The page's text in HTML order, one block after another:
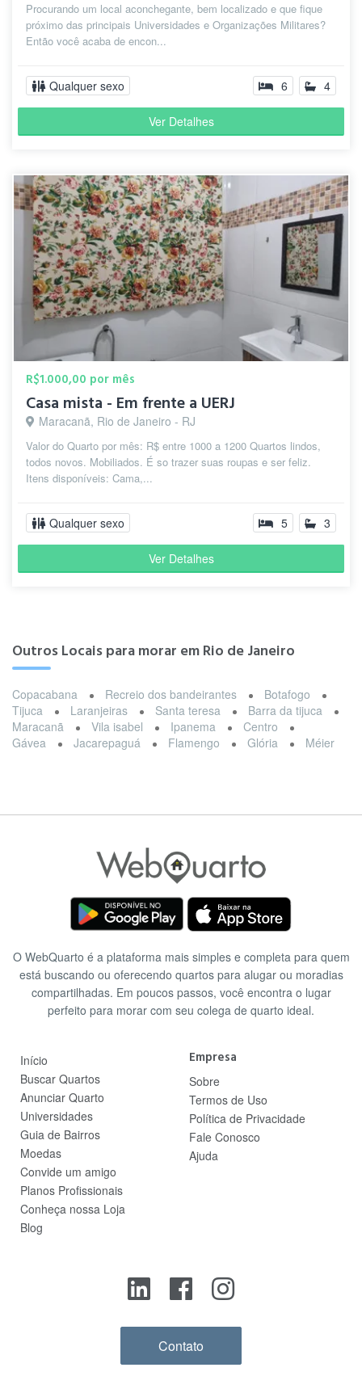
Procurando um local aconchegante, bem localizado e que fique
próximo das principais Universidades e Organizações Militares?
Então você acaba de encon...
Qualquer sexo 6 4
Ver Detalhes
R$1.000,00 por mês
Casa mista - Em frente a UERJ
Maracanã, Rio de Janeiro - RJ
Valor do Quarto por mês: R$ entre 1000 a 1200 Quartos lindos,
todos novos. Mobiliados. É so trazer suas roupas e ser feliz.
Itens disponíveis: Cama,...
Qualquer sexo 5 3
Ver Detalhes
Outros Locais para morar em Rio de Janeiro
Copacabana Recreio dos bandeirantes
Botafogo
Tijuca
Laranjeiras Santa teresa
Barra da tijuca
Maracanã
Vila isabel Ipanema
Centro
Gávea
Jacarepaguá Flamengo Glória Méier
O WebQuarto é a plataforma mais simples e completa para quem
está buscando ou oferecendo quartos para alugar ou moradias
compartilhadas. Em poucos passos, você encontra o lugar
perfeito para morar com seu colega de quarto ideal.
Início
Buscar Quartos
Anunciar Quarto
Universidades
Guia de Bairros
Moedas
Convide um amigo
Planos Profissionais
Conheça nossa Loja
Blog
Empresa
Sobre
Termos de Uso
Política de Privacidade
Fale Conosco
Ajuda
Contato